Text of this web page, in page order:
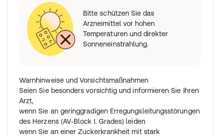
vereinbart haben.
Wenn Sie weitere Fragen zur Anwendung des
Arzneimittels haben, wenden Sie sich an Ihren Arzt oder
Apotheker.
Bitte schützen Sie das
Arzneimittel vor hohen
Temperaturen und direkter
Sonneneinstrahlung.
Warnhinweise und Vorsichtsmaßnahmen
Seien Sie besonders vorsichtig und informieren Sie Ihren
Arzt,
wenn Sie an geringgradigen Erregungsleitungsstörungen
des Herzens (AV-Block I. Grades) leiden
wenn Sie an einer Zuckerkrankheit mit stark